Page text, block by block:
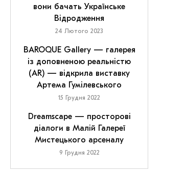
вони бачать Українське
Відродження
24 Лютого 2023
BAROQUE Gallery — галерея
із доповненою реальністю
(AR) — відкрила виставку
Артема Гумілевського
15 Грудня 2022
Dreamscape — просторові
діалоги в Малій Галереї
Мистецького арсеналу
9 Грудня 2022